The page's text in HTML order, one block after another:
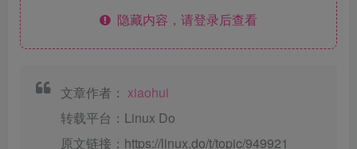
隐藏内容，请登录后查看
文章作者：xiaohui
转载平台：Linux Do
原文链接：https://linux.do/t/topic/949921